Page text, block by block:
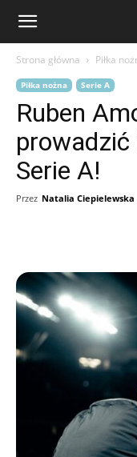
Strona główna Piłka
Piłka nożna Serie A
Ruben
Serie A!
Przez Natalia Ciepielewska